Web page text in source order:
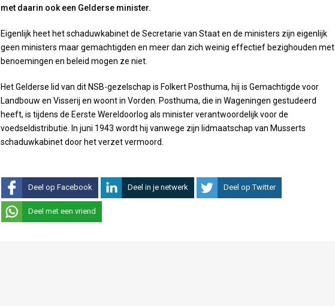
met daarin ook een Gelderse minister.
Eigenlijk heet het schaduwkabinet de Secretarie van Staat en de ministers zijn eigenlijk
geen ministers maar gemachtigden en meer dan zich weinig effectief bezighouden met
benoemingen en beleid mogen ze niet.
Het Gelderse lid van dit NSB-gezelschap is Folkert Posthuma, hij is Gemachtigde voor
Landbouw en Visserij en woont in Vorden. Posthuma, die in Wageningen gestudeerd
heeft, is tijdens de Eerste Wereldoorlog als minister verantwoordelijk voor de
voedseldistributie. In juni 1943 wordt hij vanwege zijn lidmaatschap van Musserts
schaduwkabinet door het verzet vermoord.
Deel op Facebook Deel in je netwerk Deel op Twitter
Deel met een vriend